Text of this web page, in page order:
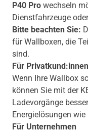
P40 Pro wechseln
Dienstfahrzeuge
Bitte beachten Sie:
für Wallboxen, die
sind.
Für Privatkund:innen
Wenn Ihre Wallbox
können Sie mit der
Ladevorgänge
Energielösungen
Für Unternehmen